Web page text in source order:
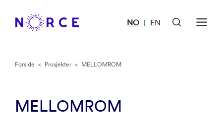
NO | EN
Forside < Prosjekter < MELLOMROM
MELLOMROM